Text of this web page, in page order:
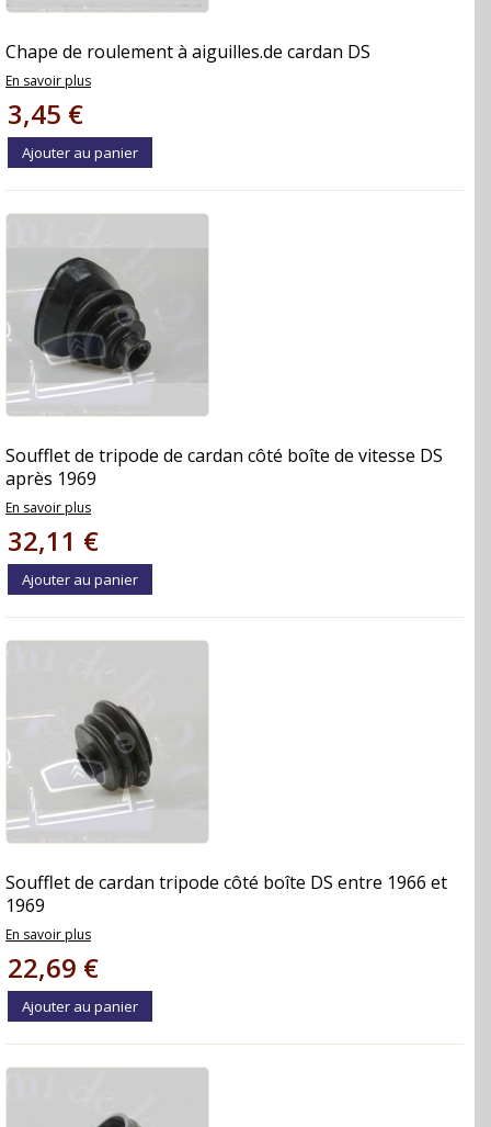
Chape de roulement à aiguilles.de cardan DS
En savoir plus
3,45 €
Ajouter au panier
Soufflet de tripode de cardan côté boîte de vitesse DS
après 1969
En savoir plus
32,11 €
Ajouter au panier
Soufflet de cardan tripode côté boîte DS entre 1966 et
1969
En savoir plus
22,69 €
Ajouter au panier